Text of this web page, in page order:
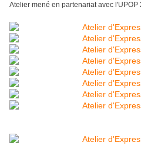
Atelier mené en partenariat avec l'UPOP